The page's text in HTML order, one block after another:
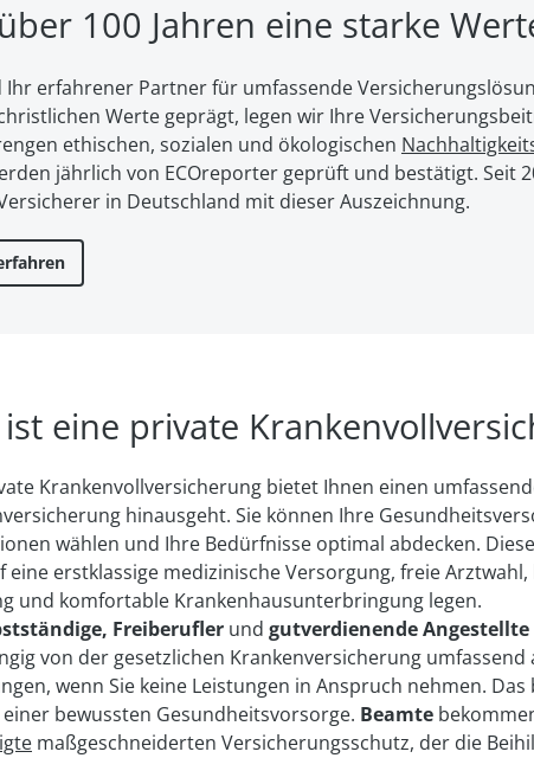
100 Jahren eine starke
Ihr erfahrener Partner für umfassende
Werte geprägt, legen wir Ihre
ethischen, sozialen und öko­lo­gi­schen
jährlich von ECOreporter geprüft und bestätigt. Seit
in Deutschland mit dieser Auszeichnung.
eine private
Krankenvollversicherung bietet Ihnen einen
hinaus­geht. Sie können Ihre
wählen und Ihre Be­dürfnisse optimal ab­decken.
eine erst­klassige medizinische Ver­sorgung, freie
und komfortable Kranken­haus­unter­bringung legen.
Freiberufler und gut­verdienende An­gestellte
von der ge­setzlichen Kranken­versicherung
wenn Sie keine Leistungen in Anspruch nehmen.
bewussten Gesund­heits­vorsorge. Beamte
maß­geschneiderten Ver­sicherungs­schutz, der die
Gilt insgesamt für alle
pro Kalenderjahr
Hier finden Sie die
rufen Sie uns an09561 963333
Hier finden Sie die
rufen Sie uns an09561 963333